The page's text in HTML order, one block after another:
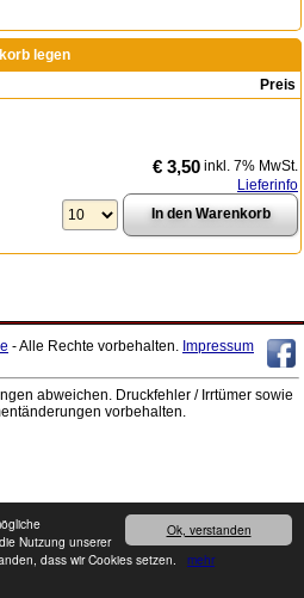
Ok, verstanden
Nutzung unserer
dass wir Cookies setzen. mehr
legen
Preis
€ 3,50 inkl. 7% MwSt.
Lieferinfo
- Alle Rechte vorbehalten. Impressum
abweichen. Druckfehler / Irrtümer sowie
vorbehalten.